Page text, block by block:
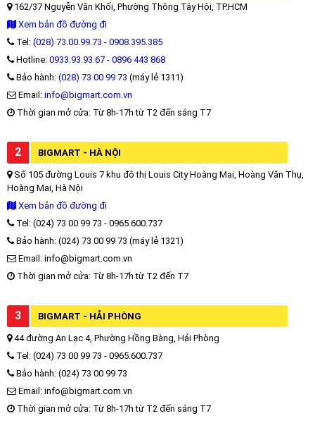
162/37 Nguyễn Văn Khối, Phường Thông Tây Hội, TP.HCM
Xem bản đồ đường đi
Tel: (028) 73.00.99.73 - 0908.395.385
Hotline: 0933.93.93.67 - 0896 443 868
Bảo hành: (028) 73 00 99 73 (máy lẻ 1311)
Email: info@bigmart.com.vn
Thời gian mở cửa: Từ 8h-17h từ T2 đến sáng T7
2 BIGMART - HÀ NỘI
Số 105 đường Louis 7 khu đô thị Louis City Hoàng Mai, Hoàng Văn Thụ,
Hoàng Mai, Hà Nội
Xem bản đồ đường đi
Tel: (024) 73 00 99 73 - 0965.600.737
Bảo hành: (024) 73 00 99 73 (máy lẻ 1321)
Email: info@bigmart.com.vn
Thời gian mở cửa: Từ 8h-17h từ T2 đến T7
3 BIGMART - HẢI PHÒNG
44 đường An Lạc 4, Phường Hồng Bàng, Hải Phòng
Tel: (024) 73 00 99 73 - 0965.600.737
Bảo hành: (024) 73 00 99 73
Email: info@bigmart.com.vn
Thời gian mở cửa: Từ 8h-17h từ T2 đến sáng T7